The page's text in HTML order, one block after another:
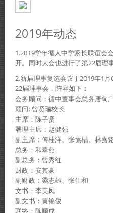
2019年动态
1.2019学年循人中学家长联谊会
开。同时大会也进行了第22届理
2.新届理事复选会议于2019年1
22届理事会，阵容如下：
会务顾问：循中董事会总务唐甸
顾问: 曾贤瑞校长
主席：陈子贤
署理主席：赵健强
副主席：傅桂洋、张愫桔、林嘉
总务：和翠燕
副总务：曾秀红
财政：安其豪
副财政：梁志雄、张仕和
文书：李美凤
副文书：黄锦俊
联络：陈顺成